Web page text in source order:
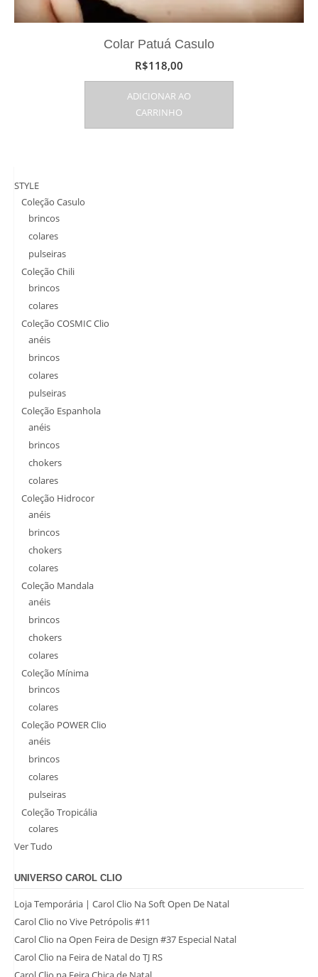
Colar Patuá Casulo
R$118,00
ADICIONAR AO
CARRINHO
STYLE
Coleção Casulo
brincos
colares
pulseiras
Coleção Chili
brincos
colares
Coleção COSMIC Clio
anéis
brincos
colares
pulseiras
Coleção Espanhola
anéis
brincos
chokers
colares
Coleção Hidrocor
anéis
brincos
chokers
colares
Coleção Mandala
anéis
brincos
chokers
colares
Coleção Mínima
brincos
colares
Coleção POWER Clio
anéis
brincos
colares
pulseiras
Coleção Tropicália
colares
Ver Tudo
UNIVERSO CAROL CLIO
Loja Temporária | Carol Clio Na Soft Open De Natal
Carol Clio no Vive Petrópolis #11
Carol Clio na Open Feira de Design #37 Especial Natal
Carol Clio na Feira de Natal do TJ RS